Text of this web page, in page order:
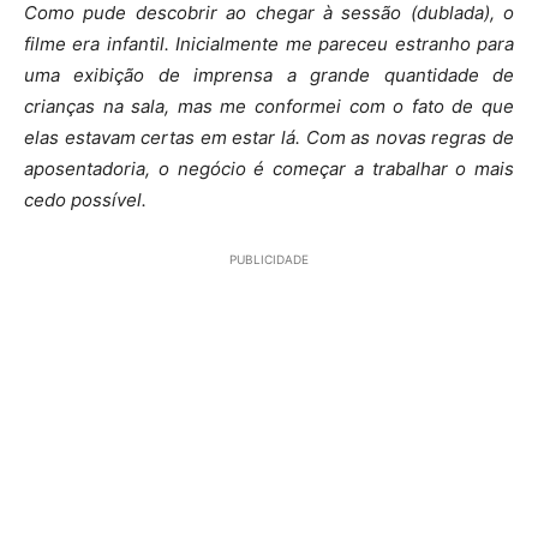
Como pude descobrir ao chegar à sessão (dublada), o
filme era infantil. Inicialmente me pareceu estranho para
uma exibição de imprensa a grande quantidade de
crianças na sala, mas me conformei com o fato de que
elas estavam certas em estar lá. Com as novas regras de
aposentadoria, o negócio é começar a trabalhar o mais
cedo possível.
PUBLICIDADE